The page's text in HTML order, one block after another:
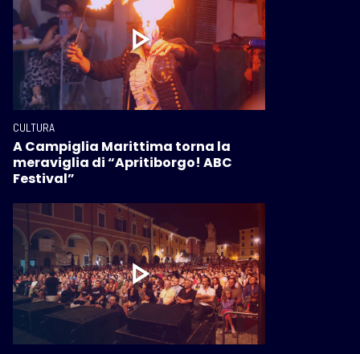
CULTURA
A Campiglia Marittima torna la
meraviglia di “Apritiborgo! ABC
Festival”